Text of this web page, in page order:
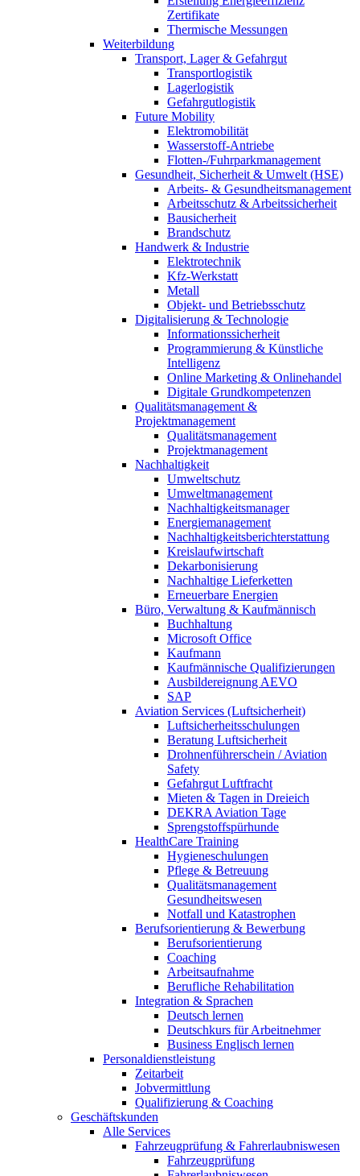
Zertifikate
Thermische Messungen
Weiterbildung
Transport, Lager & Gefahrgut
Transportlogistik
Lagerlogistik
Gefahrgutlogistik
Future Mobility
Elektromobilität
Wasserstoff-Antriebe
Flotten-/Fuhrparkmanagement
Gesundheit, Sicherheit & Umwelt (HSE)
Arbeits- & Gesundheitsmanagement
Arbeitsschutz & Arbeitssicherheit
Bausicherheit
Brandschutz
Handwerk & Industrie
Elektrotechnik
Kfz-Werkstatt
Metall
Objekt- und Betriebsschutz
Digitalisierung & Technologie
Informationssicherheit
Programmierung & Künstliche
Intelligenz
Online Marketing & Onlinehandel
Digitale Grundkompetenzen
Qualitätsmanagement &
Projektmanagement
Qualitätsmanagement
Projektmanagement
Nachhaltigkeit
Umweltschutz
Umweltmanagement
Nachhaltigkeitsmanager
Energiemanagement
Nachhaltigkeitsberichterstattung
Kreislaufwirtschaft
Dekarbonisierung
Nachhaltige Lieferketten
Erneuerbare Energien
Büro, Verwaltung & Kaufmännisch
Buchhaltung
Microsoft Office
Kaufmann
Kaufmännische Qualifizierungen
Ausbildereignung AEVO
SAP
Aviation Services (Luftsicherheit)
Luftsicherheitsschulungen
Beratung Luftsicherheit
Drohnenführerschein / Aviation
Safety
Gefahrgut Luftfracht
Mieten & Tagen in Dreieich
DEKRA Aviation Tage
Sprengstoffspürhunde
HealthCare Training
Hygieneschulungen
Pflege & Betreuung
Qualitätsmanagement
Gesundheitswesen
Notfall und Katastrophen
Berufsorientierung & Bewerbung
Berufsorientierung
Coaching
Arbeitsaufnahme
Berufliche Rehabilitation
Integration & Sprachen
Deutsch lernen
Deutschkurs für Arbeitnehmer
Business Englisch lernen
Personaldienstleistung
Zeitarbeit
Jobvermittlung
Qualifizierung & Coaching
Geschäftskunden
Alle Services
Fahrzeugprüfung & Fahrerlaubniswesen
Fahrzeugprüfung